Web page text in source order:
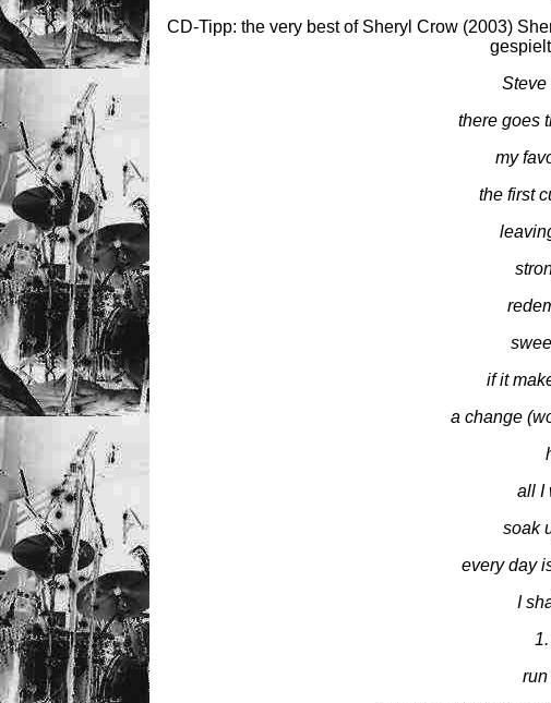
CD-Tipp: the very best of Sheryl Crow (2003)
Steve
there goes
my
the first
if it
a change
all I
soak
every day
I
run